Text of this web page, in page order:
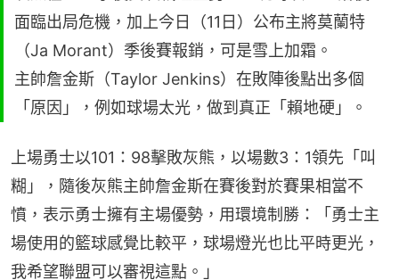
面臨出局危機，加上今日（11日）公布主將莫蘭特
（Ja Morant）季後賽報銷，可是雪上加霜。
主帥詹金斯（Taylor Jenkins）在敗陣後點出多個
「原因」，例如球場太光，做到真正「賴地硬」。
上場勇士以101：98擊敗灰熊，以場數3：1領先「叫
糊」，隨後灰熊主帥詹金斯在賽後對於賽果相當不
憤，表示勇士擁有主場優勢，用環境制勝：「勇士主
場使用的籃球感覺比較平，球場燈光也比平時更光，
我希望聯盟可以審視這點。」